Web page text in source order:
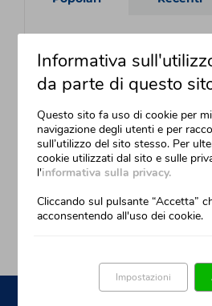
Luglio 28th, 2016
Luglio 31st, 2012
Nunc Tincidunt Elit
Informativa
da parte di questo
Questo sito fa uso di cookie per
navigazione degli utenti e per
sull’utilizzo del sito stesso. Per
cookie utilizzati dal sito e sulle
l'informativa sulla privacy.
Cliccando sul pulsante “Accetta”
acconsentendo all'uso dei cookie.
Impostazioni